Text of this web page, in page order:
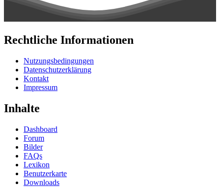
Rechtliche Informationen
Nutzungsbedingungen
Datenschutzerklärung
Kontakt
Impressum
Inhalte
Dashboard
Forum
Bilder
FAQs
Lexikon
Benutzerkarte
Downloads